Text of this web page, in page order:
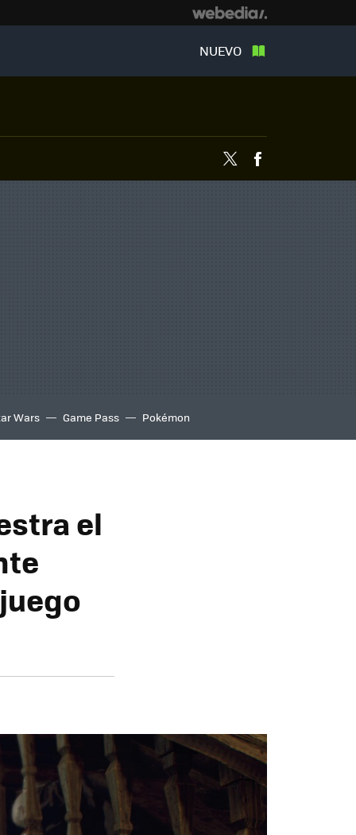
NUEVO
Twitter
Wars Game Pass Pokémon
el